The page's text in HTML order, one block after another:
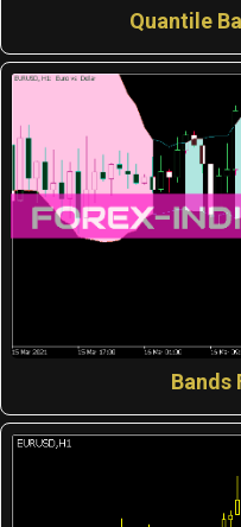
Quantile
Bands